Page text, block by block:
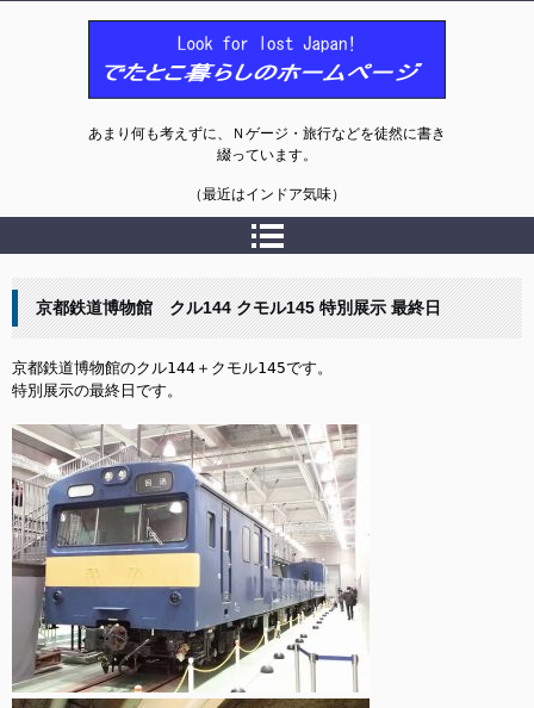
あまり何も考えずに、Ｎゲージ・旅行などを徒然に書き
綴っています。
（最近はインドア気味）
京都鉄道博物館 クル144 クモル145 特別展示 最終日
京都鉄道博物館のクル144＋クモル145です。
特別展示の最終日です。